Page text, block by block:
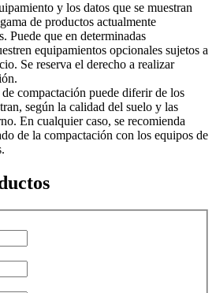
y los datos que se muestran
de productos actualmente
Puede que en determinadas
equipamientos opcionales sujetos a
Se reserva el derecho a realizar
compactación puede diferir de los
según la calidad del suelo y las
En cualquier caso, se recomienda
de la compactación con los equipos de